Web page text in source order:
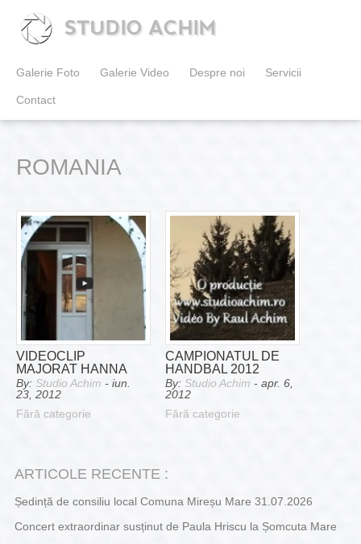
STUDIO ACHIM
Galerie Foto Galerie Video Despre noi Servicii
Contact
ROMANIA
VIDEOCLIP
MAJORAT HANNA
By: Studio Achim - iun.
23, 2012
Fără categorie
CAMPIONATUL DE
HANDBAL 2012
By: Studio Achim - apr. 6,
2012
Fără categorie
ARTICOLE RECENTE :
Ședință de consiliu local Comuna Mireșu Mare 31.07.2026
Concert extraordinar susținut de Paula Hriscu la Șomcuta Mare